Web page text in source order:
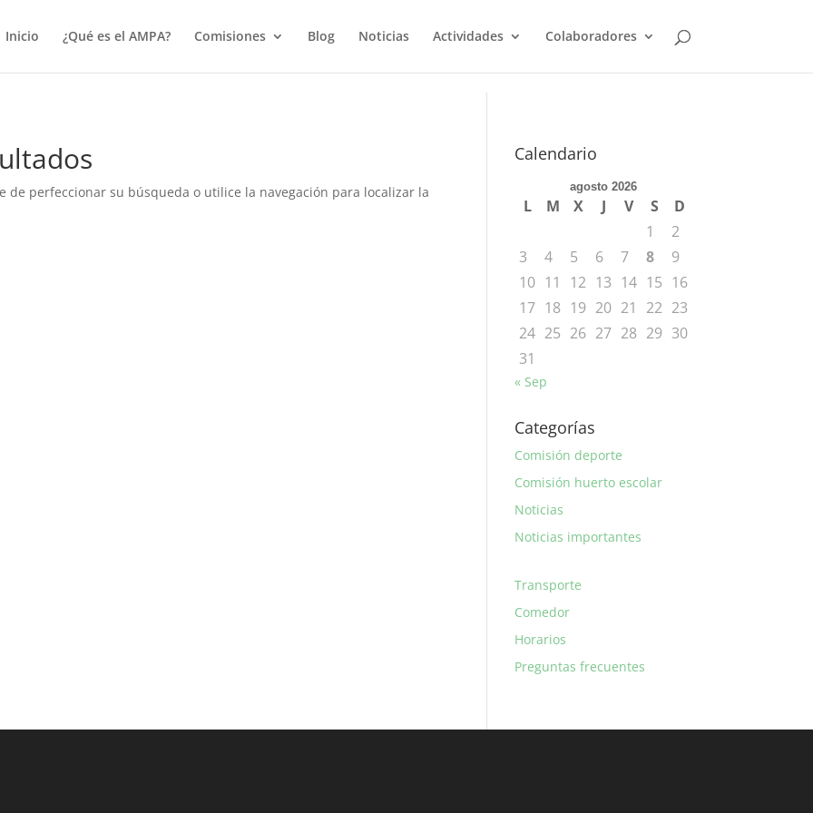
Inicio
¿Qué es el AMPA? Comisiones Blog Noticias Actividades Colaboradores
de perfeccionar su búsqueda o utilice la navegación para localizar la
Calendario
agosto 2026
L M X J V S
D
1
2
3
4 5 6 7 8
9
10 11 12 13 14 15 16
17 18 19 20 21 22 23
24 25 26 27 28 29 30
31
« Sep
Categorías
Comisión deporte
Comisión huerto escolar
Noticias
Noticias importantes
Transporte
Comedor
Horarios
Preguntas frecuentes